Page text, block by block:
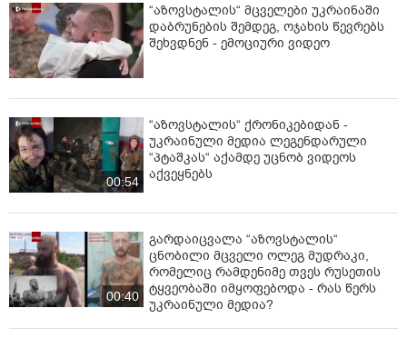
“აზოვსტალის“ მცველები უკრაინაში
დაბრუნების შემდეგ, ოჯახის წევრებს
შეხვდნენ - ემოციური ვიდეო
00:54
“აზოვსტალის“ ქრონიკებიდან -
უკრაინული მედია ლეგენდარული
“პტაშკას“ აქამდე უცნობ ვიდეოს
აქვეყნებს
00:40
გარდაიცვალა “აზოვსტალის“
ცნობილი მცველი ოლეგ მუდრაკი,
რომელიც რამდენიმე თვეს რუსეთის
ტყვეობაში იმყოფებოდა - რას წერს
უკრაინული მედია?